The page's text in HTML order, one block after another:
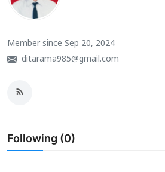
Tradisi
Kearifan lokal
Seni
Usadha
Member since Sep 20, 2024
ditarama985@gmail.com
Following (0)